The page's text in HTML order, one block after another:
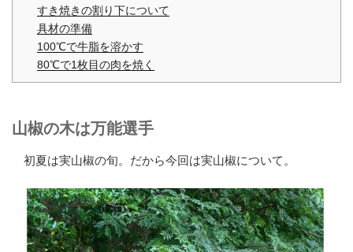
すき焼きの割り下について
具材の準備
100℃で牛脂を溶かす
80℃で1枚目の肉を焼く
山椒の木は万能選手
初夏は実山椒の旬。だから今回は実山椒について。